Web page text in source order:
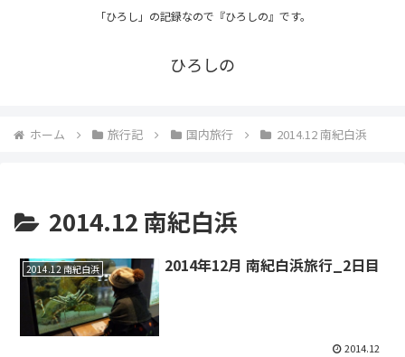
「ひろし」の記録なので『ひろしの』です。
ひろしの
ホーム 旅行記 国内旅行 2014.12 南紀白浜
2014.12 南紀白浜
2014.12 南紀白浜 2014年12月 南紀白浜旅行_2日目
2014.12